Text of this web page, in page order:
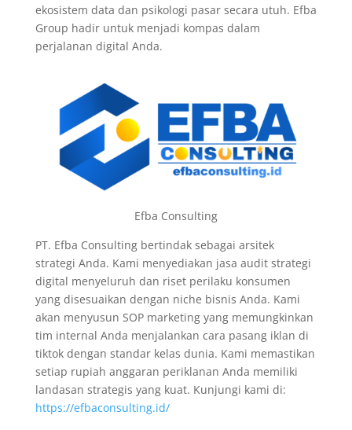
ekosistem data dan psikologi pasar secara utuh. Efba
Group hadir untuk menjadi kompas dalam
perjalanan digital Anda.
Efba Consulting
PT. Efba Consulting bertindak sebagai arsitek
strategi Anda. Kami menyediakan jasa audit strategi
digital menyeluruh dan riset perilaku konsumen
yang disesuaikan dengan niche bisnis Anda. Kami
akan menyusun SOP marketing yang memungkinkan
tim internal Anda menjalankan cara pasang iklan di
tiktok dengan standar kelas dunia. Kami memastikan
setiap rupiah anggaran periklanan Anda memiliki
landasan strategis yang kuat. Kunjungi kami di:
https://efbaconsulting.id/